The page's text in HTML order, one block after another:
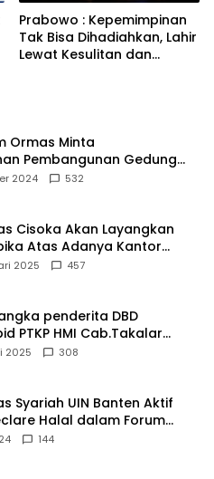
Prabowo : Kepemimpinan
Tak Bisa Dihadiahkan, Lahir
Lewat Kesulitan dan
Ormas Minta
Pembangunan Gedung
Cisoka
2024 532
Cisoka Akan Layangkan
Atas Adanya Kantor
2025 457
penderita DBD
PTKP HMI Cab.Takalar
2025 308
Syariah UIN Banten Aktif
Halal dalam Forum
144